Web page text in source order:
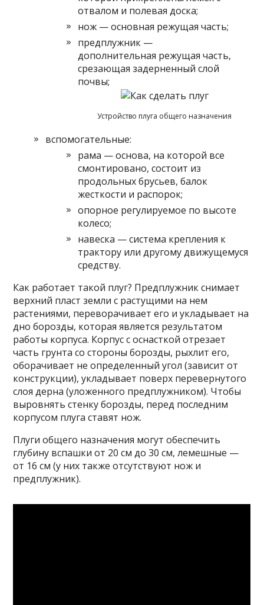
отвалом и полевая доска;
нож — основная режущая часть;
предплужник —
дополнительная режущая часть,
срезающая задерненный слой
почвы;
Устройство плуга общего назначения
вспомогательные:
рама — основа, на которой все
смонтировано, состоит из
продольных брусьев, балок
жесткости и распорок;
опорное регулируемое по высоте
колесо;
навеска — система крепления к
трактору или другому движущемуся
средству.
Как работает такой плуг? Предплужник снимает
верхний пласт земли с растущими на нем
растениями, переворачивает его и укладывает на
дно борозды, которая является результатом
работы корпуса. Корпус с оснасткой отрезает
часть грунта со стороны борозды, рыхлит его,
оборачивает не определенный угол (зависит от
конструкции), укладывает поверх перевернутого
слоя дерна (уложенного предплужником). Чтобы
выровнять стенку борозды, перед последним
корпусом плуга ставят нож.
Плуги общего назначения могут обеспечить
глубину вспашки от 20 см до 30 см, лемешные —
от 16 см (у них также отсутствуют нож и
предплужник).